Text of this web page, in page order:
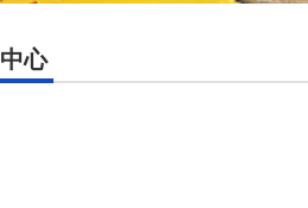
心